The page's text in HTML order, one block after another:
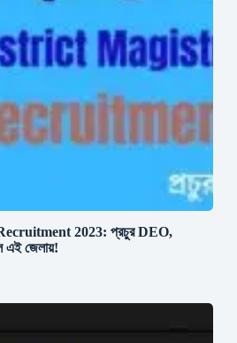
2023: প্রচুর DEO,
জেলায়!